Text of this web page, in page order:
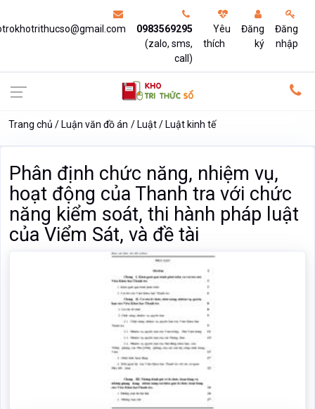
0983569295
(zalo, sms,
call)
Yêu
thích
Đăng
ký
Đăng
nhập
Trang chủ Luận văn đồ án Luật Luật kinh tế
Phân định chức năng, nhiệm vụ,
hoạt động của Thanh tra với chức
năng kiểm soát, thi hành pháp luật
của Viểm Sát, và đề tài